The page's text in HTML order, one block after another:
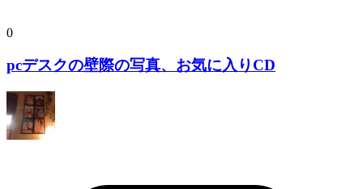
0
pcデスクの壁際の写真、お気に入りCD